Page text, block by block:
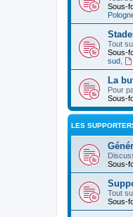
Sous-
Tout
Sous-
sud
La
Pour
Sous-
LES
Sous-
Tout
Sous-